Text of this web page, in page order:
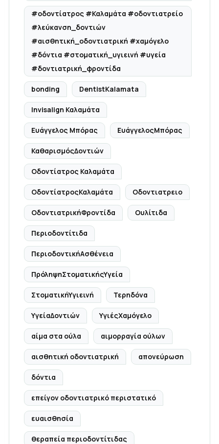
#οδοντίατρος #Καλαμάτα #οδοντιατρείο
#λεύκανση_δοντιών
#αισθητική_οδοντιατρική #χαμόγελο
#δόντια #στοματική_υγιεινή #υγεία
#δοντιατρική_φροντίδα
bonding DentistKalamata
Invisalign Καλαμάτα
Ευάγγελος Μπόρας ΕυάγγελοςΜπόρας
ΚαθαρισμόςΔοντιών
Οδοντίατρος Καλαμάτα
ΟδοντίατροςΚαλαμάτα Οδοντιατρειο
ΟδοντιατρικήΦροντίδα Ουλίτιδα
Περιοδοντίτιδα
ΠεριοδοντικήΑσθένεια
ΠρόληψηΣτοματικήςΥγεία
ΣτοματικήΥγιεινή Τερηδόνα
ΥγείαΔοντιών ΥγιέςΧαμόγελο
αίμα στα ούλα αιμορραγία ούλων
αισθητική οδοντιατρική απονεύρωση
δόντια
επείγον οδοντιατρικό περιστατικό
ευαισθησία
θεραπεία περιοδοντίτιδας